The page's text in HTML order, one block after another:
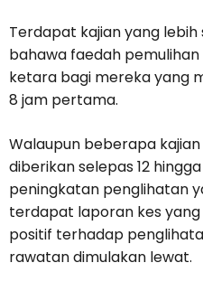
Terdapat kajian yang
bahawa faedah
ketara bagi mereka yang
8 jam pertama.
Walaupun beberapa
diberikan selepas 12
peningkatan penglihatan
terdapat laporan kes
positif terhadap
rawatan dimulakan lewat.